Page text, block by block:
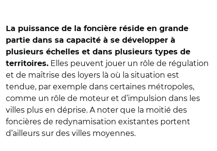
La puissance de la foncière réside en grande
partie dans sa capacité à se développer à
plusieurs échelles et dans plusieurs types de
territoires. Elles peuvent jouer un rôle de régulation
et de maîtrise des loyers là où la situation est
tendue, par exemple dans certaines métropoles,
comme un rôle de moteur et d’impulsion dans les
villes plus en déprise. A noter que la moitié des
foncières de redynamisation existantes portent
d’ailleurs sur des villes moyennes.